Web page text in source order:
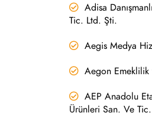
Adisa
Tic. Ltd. Şti.
Aegis Medya
Aegon
AEP Anadolu
Ürünleri San. Ve